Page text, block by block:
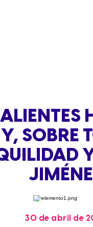
SOBRE
30 de abril de